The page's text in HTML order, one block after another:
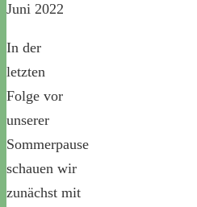
Juni 2022
In der
letzten
Folge vor
unserer
Sommerpause
schauen wir
zunächst mit